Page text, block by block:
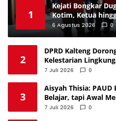
1
Kejati Bongkar
Kotim, Ketua
Tersangka
6 Agustus 2026 0
2
DPRD Kalteng
Kelestarian
7 Juli 2026 0
3
Aisyah Thisia:
Belajar, tapi Awal
7 Juli 2026 0